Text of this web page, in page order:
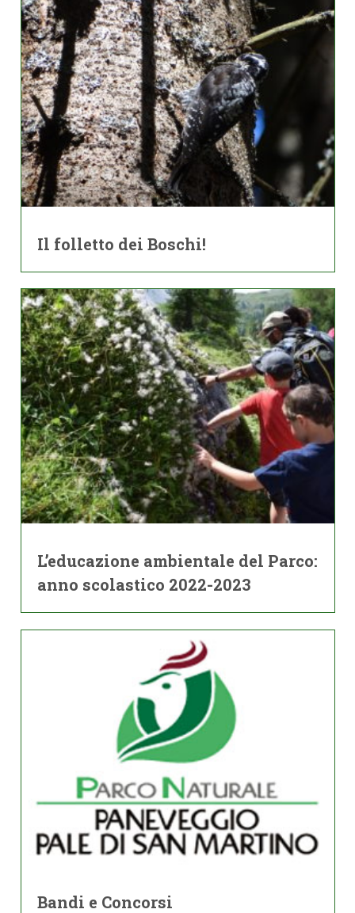
Il folletto dei Boschi!
L’educazione ambientale del Parco:
anno scolastico 2022-2023
Bandi e Concorsi